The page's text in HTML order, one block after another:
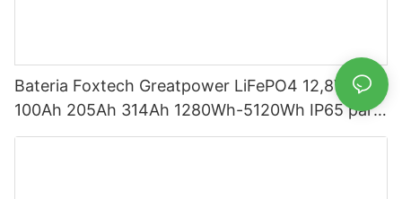
Bateria Foxtech Greatpower LiFePO4 12,8V
100Ah 205Ah 314Ah 1280Wh-5120Wh IP65 para
armazenamento de energia